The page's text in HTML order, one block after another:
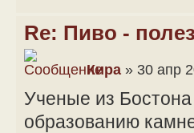
Re: Пиво -
Кира » 30 апр
Ученые из
образованию